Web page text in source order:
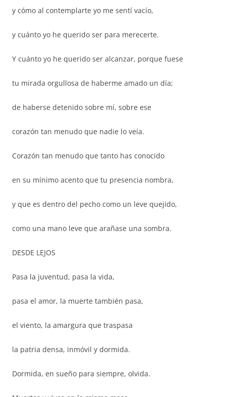
y cómo al contemplarte yo me sentí vacío,
y cuánto yo he querido ser para merecerte.
Y cuánto yo he querido ser alcanzar, porque fuese
tu mirada orgullosa de haberme amado un día;
de haberse detenido sobre mí, sobre ese
corazón tan menudo que nadie lo veía.
Corazón tan menudo que tanto has conocido
en su mínimo acento que tu presencia nombra,
y que es dentro del pecho como un leve quejido,
como una mano leve que arañase una sombra.
DESDE LEJOS
Pasa la juventud, pasa la vida,
pasa el amor, la muerte también pasa,
el viento, la amargura que traspasa
la patria densa, inmóvil y dormida.
Dormida, en sueño para siempre, olvida.